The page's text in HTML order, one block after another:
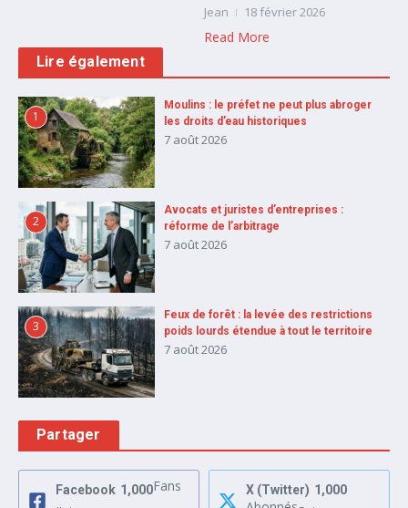
Jean 18 février 2026
Read More
Lire également
1
Moulins : le préfet ne peut plus abroger
les droits d’eau historiques
7 août 2026
2
Avocats et juristes d’entreprises :
réforme de l’arbitrage
7 août 2026
3
Feux de forêt : la levée des restrictions
poids lourds étendue à tout le territoire
7 août 2026
Partager
Facebook 1,000Fans
X (Twitter) 1,000